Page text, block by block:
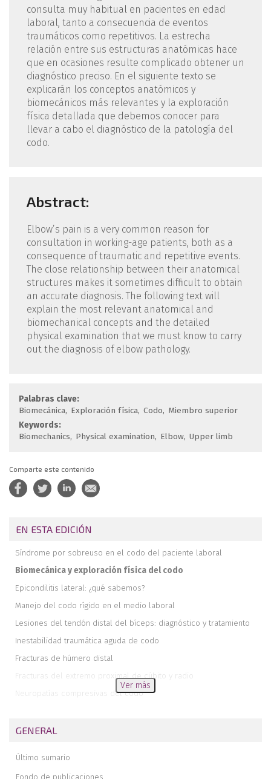
consulta muy habitual en pacientes en edad
laboral, tanto a consecuencia de eventos
traumáticos como repetitivos. La estrecha
relación entre sus estructuras anatómicas hace
que en ocasiones resulte complicado obtener un
diagnóstico preciso. En el siguiente texto se
explicarán los conceptos anatómicos y
biomecánicos más relevantes y la exploración
física detallada que debemos conocer para
llevar a cabo el diagnóstico de la patología del
codo.
Abstract:
Elbow’s pain is a very common reason for
consultation in working-age patients, both as a
consequence of traumatic and repetitive events.
The close relationship between their anatomical
structures makes it sometimes difficult to obtain
an accurate diagnosis. The following text will
explain the most relevant anatomical and
biomechanical concepts and the detailed
physical examination that we must know to carry
out the diagnosis of elbow pathology.
Palabras clave:
Biomecánica Exploración física Codo
Miembro superior
Keywords:
Biomechanics
Physical examination Elbow Upper limb
Comparte este contenido
EN ESTA EDICIÓN
Síndrome por sobreuso en el codo del paciente laboral
Biomecánica y exploración física del codo
Epicondilitis lateral: ¿qué sabemos?
Manejo del codo rígido en el medio laboral
Lesiones del tendón distal del bíceps: diagnóstico y tratamiento
Inestabilidad traumática aguda de codo
Fracturas de húmero distal
Fracturas del extremo proximal de cúbito y radio
Neuropatías compresivas del codo
cadáver
Ver más
GENERAL
Último sumario
Fondo de publicaciones